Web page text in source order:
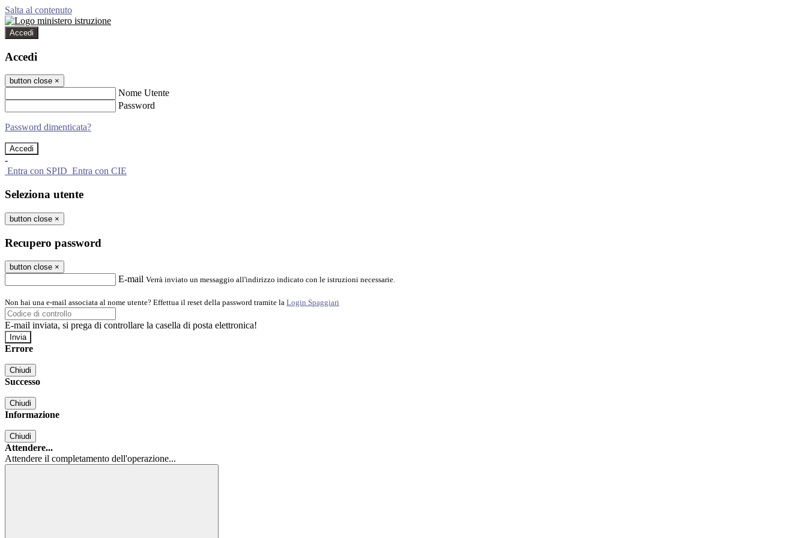
Salta al contenuto
Accedi
Accedi
button close ×
Nome Utente
Password
Password dimenticata?
-
Entra con SPID Entra con CIE
Seleziona utente
button close ×
Recupero password
button close ×
E-mail Verrà inviato un messaggio all'indirizzo indicato con le istruzioni necessarie.
Non hai una e-mail associata al nome utente? Effettua il reset della password tramite la Login Spaggiari
E-mail inviata, si prega di controllare la casella di posta elettronica!
Errore
Chiudi
Successo
Chiudi
Informazione
Chiudi
Attendere...
Attendere il completamento dell'operazione...